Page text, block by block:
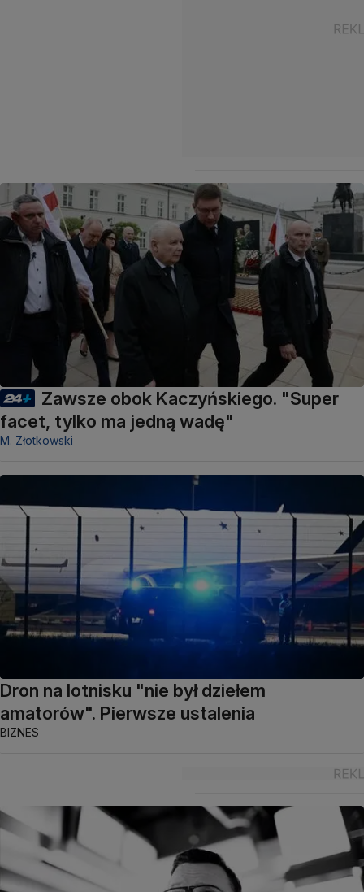
Zawsze obok Kaczyńskiego. "Super
facet, tylko ma jedną wadę"
M. Złotkowski
Dron na lotnisku "nie był dziełem
amatorów". Pierwsze ustalenia
BIZNES